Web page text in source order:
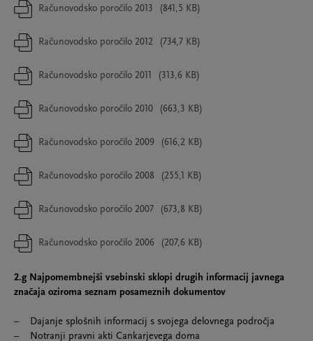
Računovodsko poročilo 2013 (841,5 KB)
Računovodsko poročilo 2012 (734,7 KB)
Računovodsko poročilo 2011 (313,6 KB)
Računovodsko poročilo 2010 (663,3 KB)
Računovodsko poročilo 2009 (616,2 KB)
Računovodsko poročilo 2008 (255,1 KB)
Računovodsko poročilo 2007 (673,8 KB)
Računovodsko poročilo 2006 (207,6 KB)
2.g Najpomembnejši vsebinski sklopi drugih informacij javnega
značaja oziroma seznam posameznih dokumentov
– Dajanje splošnih informacij s svojega delovnega področja
– Notranji pravni akti Cankarjevega doma